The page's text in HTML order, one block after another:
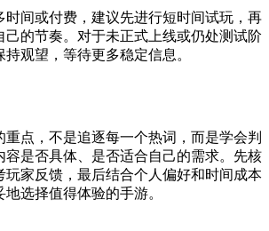
时间或付费，建议先进行短时间试玩，再
己的节奏。对于未正式上线或仍处测试阶
观望，等待更多稳定信息。
重点，不是追逐每一个热词，而是学会判
容是否具体、是否适合自己的需求。先核
玩家反馈，最后结合个人偏好和时间成本
选择值得体验的手游。